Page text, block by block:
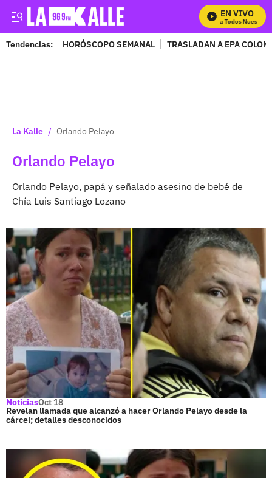
EN VIVO
Mira Todos Nuestros
Tendencias: HORÓSCOPO SEMANAL TRASLADAN A EPA
La Kalle / Orlando Pelayo
Orlando Pelayo
Orlando Pelayo, papá y señalado asesino de bebé de
Chía Luis Santiago Lozano
NoticiasOct 18
Revelan llamada que alcanzó a hacer Orlando Pelayo desde la
cárcel; detalles desconocidos